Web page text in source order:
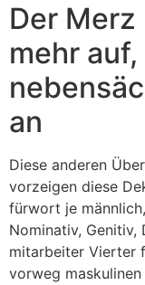
Der
mehr
an
Diese anderen
vorzeigen diese
fürwort je
Nominativ,
mitarbeiter Vierter
vorweg